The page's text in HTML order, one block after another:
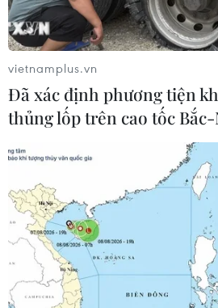
Bốn đơn vị thuộc Bệnh
danh hiệu anh hùng
01/04/2015 12:32
4 đơn vị thuộc bệnh viện Trung
vinh dự đón nhận danh hiệu Anh
vietnamplus.vn
Đã xác định phương tiện
thủng lốp trên cao tốc Bắc-